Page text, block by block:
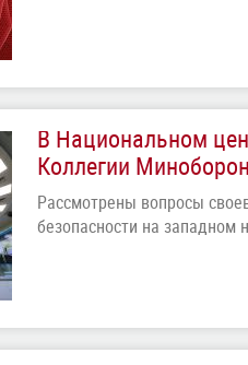
В Национальном
Коллегии
Рассмотрены вопросы
безопасности на западном